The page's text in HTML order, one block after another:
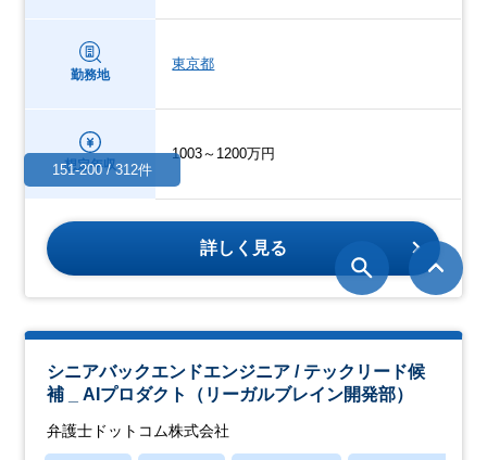
勤務地
東京都
想定年収
1003～1200万円
詳しく見る
シニアバックエンドエンジニア / テックリード候
補 _ AIプロダクト（リーガルブレイン開発部）
弁護士ドットコム株式会社
151-200 / 312件